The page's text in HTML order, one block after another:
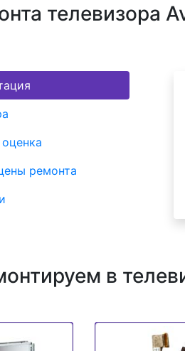
телевизора
ремонта
в